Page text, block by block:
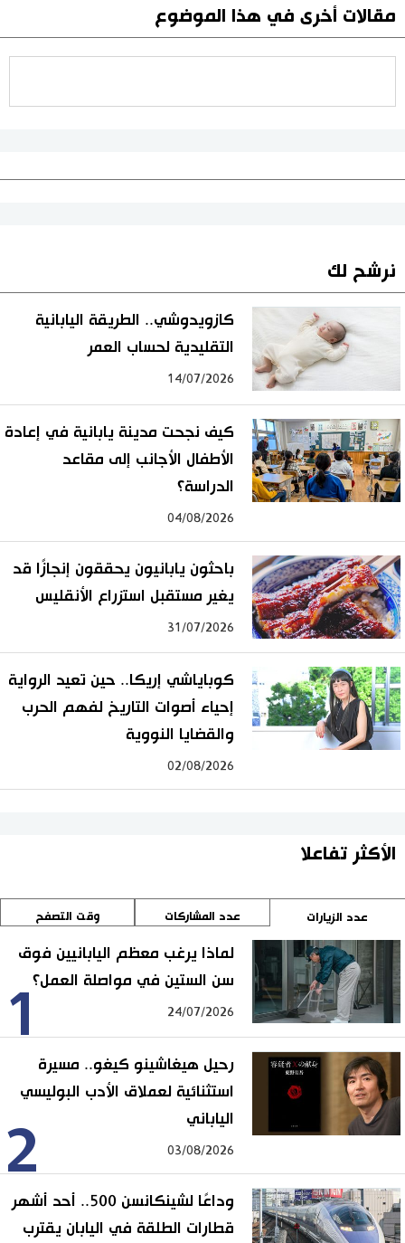
مقالات أخرى في هذا الموضوع
نرشح لك
كازويدوشي.. الطريقة اليابانية
التقليدية لحساب العمر
14/07/2026
كيف نجحت مدينة يابانية في إعادة
الأطفال الأجانب إلى مقاعد
الدراسة؟
04/08/2026
باحثون يابانيون يحققون إنجازًا قد
يغير مستقبل استزراع الأنقليس
31/07/2026
كوباياشي إريكا.. حين تعيد الرواية
إحياء أصوات التاريخ لفهم الحرب
والقضايا النووية
02/08/2026
الأكثر تفاعلا
عدد الزيارات عدد المشاركات وقت التصفح
1
لماذا يرغب معظم اليابانيين فوق
سن الستين في مواصلة العمل؟
24/07/2026
2
رحيل هيغاشينو كيغو.. مسيرة
استثنائية لعملاق الأدب البوليسي
الياباني
03/08/2026
وداعًا لشينكانسن 500.. أحد أشهر
قطارات الطلقة في اليابان يقترب